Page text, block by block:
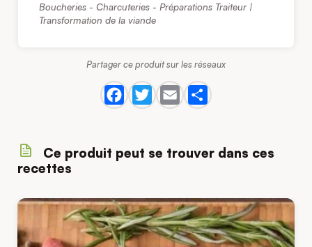
Boucheries - Charcuteries - Préparations Traiteur |
Transformation de la viande
Partager ce produit sur les réseaux
Ce produit peut se trouver dans ces
recettes